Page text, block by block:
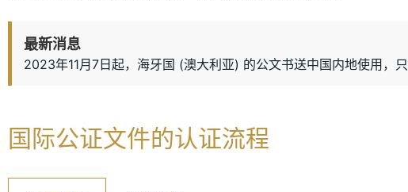
最新消息
2023年11月7日起，海牙国 (澳大利亚) 的公文书送中国内地使用，
国际公证文件的认证流程